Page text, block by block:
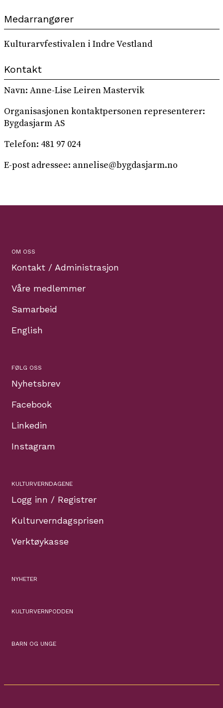
Medarrangører
Kulturarvfestivalen i Indre Vestland
Kontakt
Navn: Anne-Lise Leiren Mastervik
Organisasjonen kontaktpersonen representerer:
Bygdasjarm AS
Telefon: 481 97 024
E-post adressee: annelise@bygdasjarm.no
OM OSS
Kontakt / Administrasjon
Våre medlemmer
Samarbeid
English
FØLG OSS
Nyhetsbrev
Facebook
Linkedin
Instagram
KULTURVERNDAGENE
Logg inn / Registrer
Kulturverndagsprisen
Verktøykasse
NYHETER
KULTURVERNPODDEN
BARN OG UNGE